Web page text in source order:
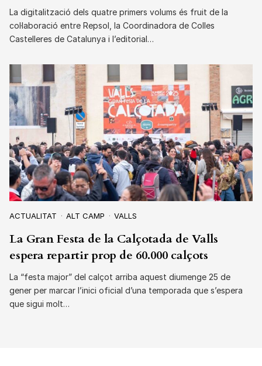
La digitalització dels quatre primers volums és fruit de la
col·laboració entre Repsol, la Coordinadora de Colles
Castelleres de Catalunya i l’editorial…
ACTUALITAT ALT CAMP VALLS
La Gran Festa de la Calçotada de Valls
espera repartir prop de 60.000 calçots
La “festa major” del calçot arriba aquest diumenge 25 de
gener per marcar l’inici oficial d’una temporada que s’espera
que sigui molt…